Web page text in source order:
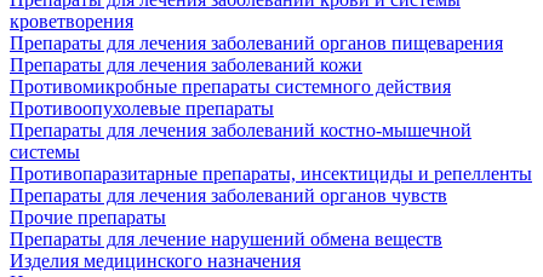
кроветворения
Препараты для лечения заболеваний органов пищеварения
Препараты для лечения заболеваний кожи
Противомикробные препараты системного действия
Противоопухолевые препараты
Препараты для лечения заболеваний костно-мышечной
системы
Противопаразитарные препараты, инсектициды и репелленты
Препараты для лечения заболеваний органов чувств
Прочие препараты
Препараты для лечение нарушений обмена веществ
Изделия медицинского назначения